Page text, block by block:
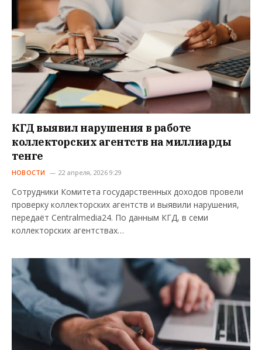
КГД выявил нарушения в работе
коллекторских агентств на миллиарды
тенге
НОВОСТИ 22 апреля, 2026 9:29
Сотрудники Комитета государственных доходов провели
проверку коллекторских агентств и выявили нарушения,
передаёт Centralmedia24. По данным КГД, в семи
коллекторских агентствах…